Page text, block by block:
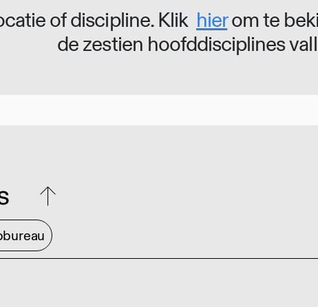
of discipline. Klik hierom te
de zestien hoofddisciplines